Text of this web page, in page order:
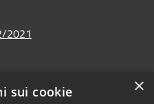
2021
×
sui cookie